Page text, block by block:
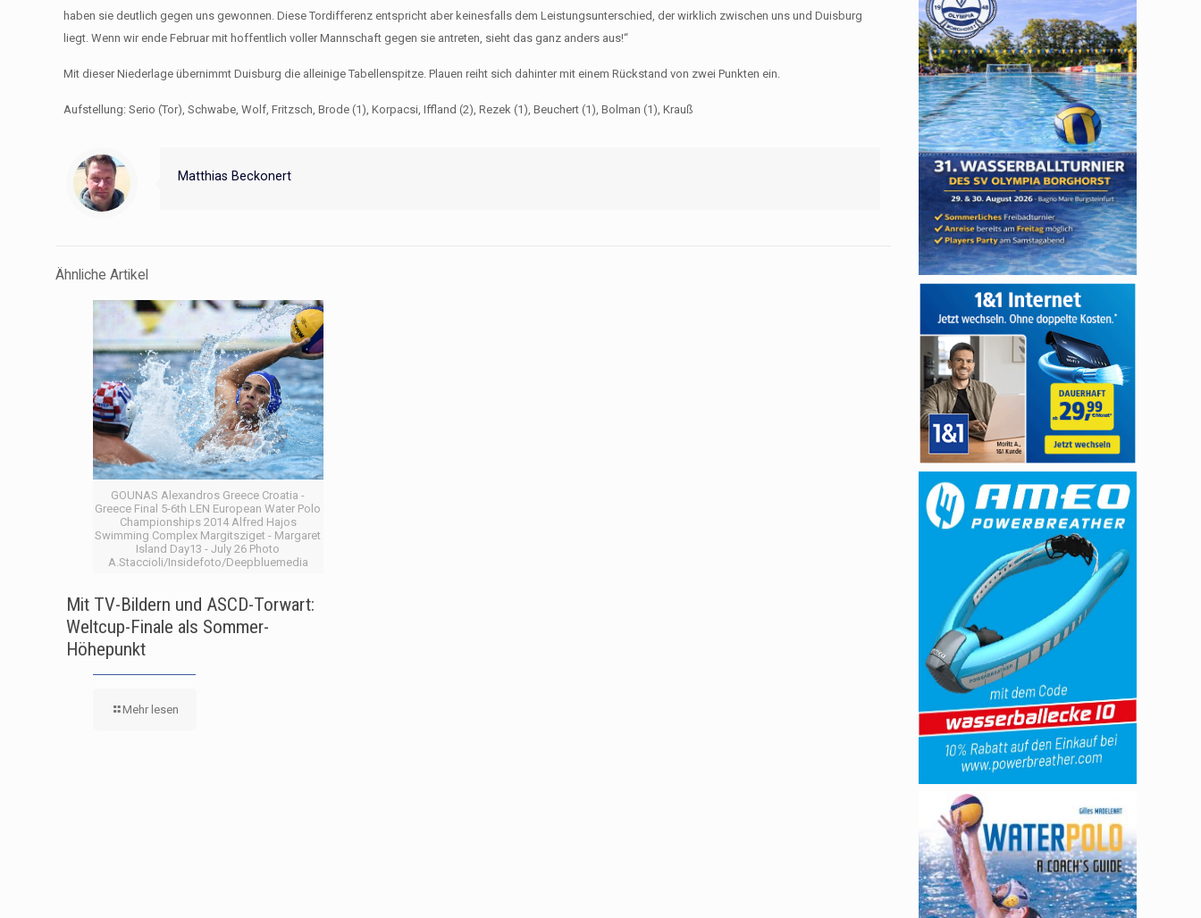
haben sie deutlich gegen uns gewonnen. Diese Tordifferenz entspricht aber keinesfalls dem Leistungsunterschied, der wirklich zwischen uns und Duisburg
liegt. Wenn wir ende Februar mit hoffentlich voller Mannschaft gegen sie antreten, sieht das ganz anders aus!“
Mit dieser Niederlage übernimmt Duisburg die alleinige Tabellenspitze. Plauen reiht sich dahinter mit einem Rückstand von zwei Punkten ein.
Aufstellung: Serio (Tor), Schwabe, Wolf, Fritzsch, Brode (1), Korpacsi, Iffland (2), Rezek (1), Beuchert (1), Bolman (1), Krauß
Matthias Beckonert
Ähnliche Artikel
GOUNAS Alexandros Greece Croatia -
Greece Final 5-6th LEN European Water Polo
Championships 2014 Alfred Hajos
Swimming Complex Margitsziget - Margaret
Island Day13 - July 26 Photo
A.Staccioli/Insidefoto/Deepbluemedia
Mit TV-Bildern und ASCD-Torwart:
Weltcup-Finale als Sommer-
Höhepunkt
Mehr lesen